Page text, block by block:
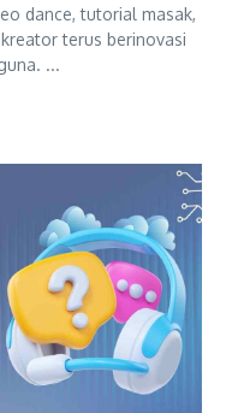
dance, tutorial masak,
terus berinovasi
...